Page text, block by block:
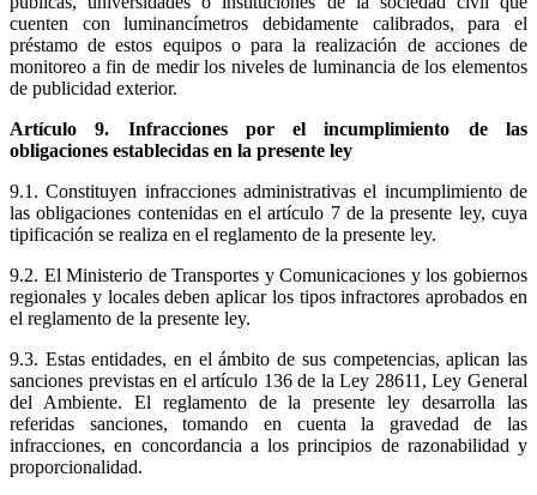
cuenten con luminancímetros debidamente calibrados, para el
préstamo de estos equipos o para la realización de acciones de
monitoreo a fin de medir los niveles de luminancia de los elementos
de publicidad exterior.
Artículo 9. Infracciones por el incumplimiento de las
obligaciones establecidas en la presente ley
9.1. Constituyen infracciones administrativas el incumplimiento de
las obligaciones contenidas en el artículo 7 de la presente ley, cuya
tipificación se realiza en el reglamento de la presente ley.
9.2. El Ministerio de Transportes y Comunicaciones y los gobiernos
regionales y locales deben aplicar los tipos infractores aprobados en
el reglamento de la presente ley.
9.3. Estas entidades, en el ámbito de sus competencias, aplican las
sanciones previstas en el artículo 136 de la Ley 28611, Ley General
del Ambiente. El reglamento de la presente ley desarrolla las
referidas sanciones, tomando en cuenta la gravedad de las
infracciones, en concordancia a los principios de razonabilidad y
proporcionalidad.